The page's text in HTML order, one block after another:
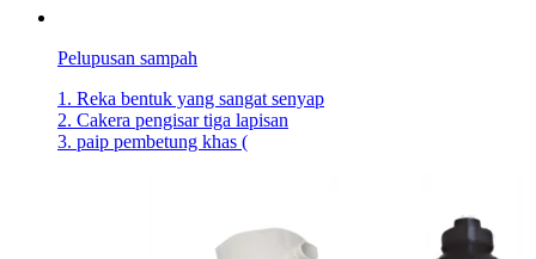
Pelupusan sampah
1. Reka bentuk yang sangat senyap
2. Cakera pengisar tiga lapisan
3. paip pembetung khas (